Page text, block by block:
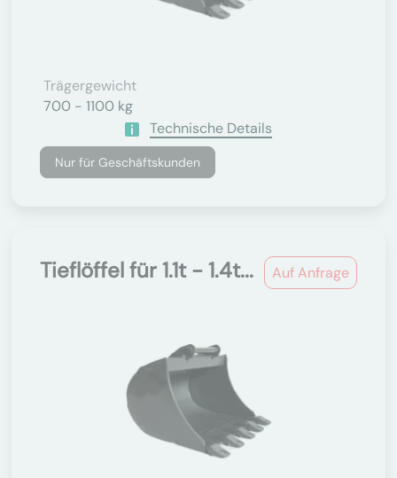
Trägergewicht
700 - 1100 kg
Technische Details
Nur für Geschäftskunden
Auf Anfrage
Tieflöffel für 1.1t - 1.4t...